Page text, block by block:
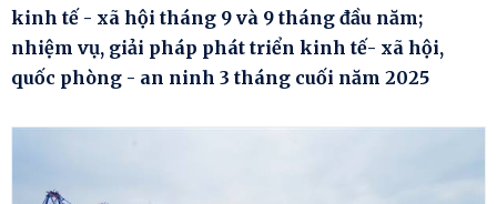
kinh tế - xã hội tháng 9 và 9 tháng đầu năm;
nhiệm vụ, giải pháp phát triển kinh tế- xã hội,
quốc phòng - an ninh 3 tháng cuối năm 2025